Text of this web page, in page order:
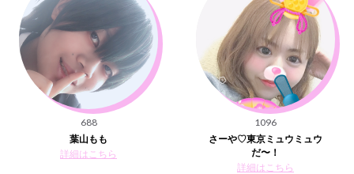
688
葉山もも
詳細はこちら
1096
さーや♡東京ミュウミュウ
だ〜！
詳細はこちら